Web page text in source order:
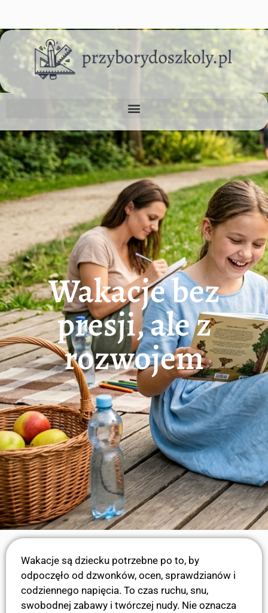
Wakacje bez
presji, ale z
rozwojem
Wakacje są dziecku potrzebne po to, by
odpoczęło od dzwonków, ocen, sprawdzianów i
codziennego napięcia. To czas ruchu, snu,
swobodnej zabawy i twórczej nudy. Nie oznacza